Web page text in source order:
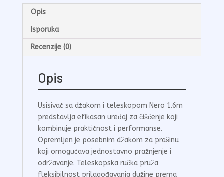
Opis
Isporuka
Recenzije (0)
Opis
Usisivač sa džakom i teleskopom Nero 1.6m
predstavlja efikasan uređaj za čišćenje koji
kombinuje praktičnost i performanse.
Opremljen je posebnim džakom za prašinu
koji omogućava jednostavno pražnjenje i
održavanje. Teleskopska ručka pruža
fleksibilnost prilagođavanja dužine prema